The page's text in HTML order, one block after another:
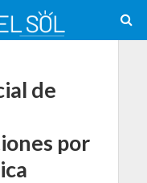
de
por